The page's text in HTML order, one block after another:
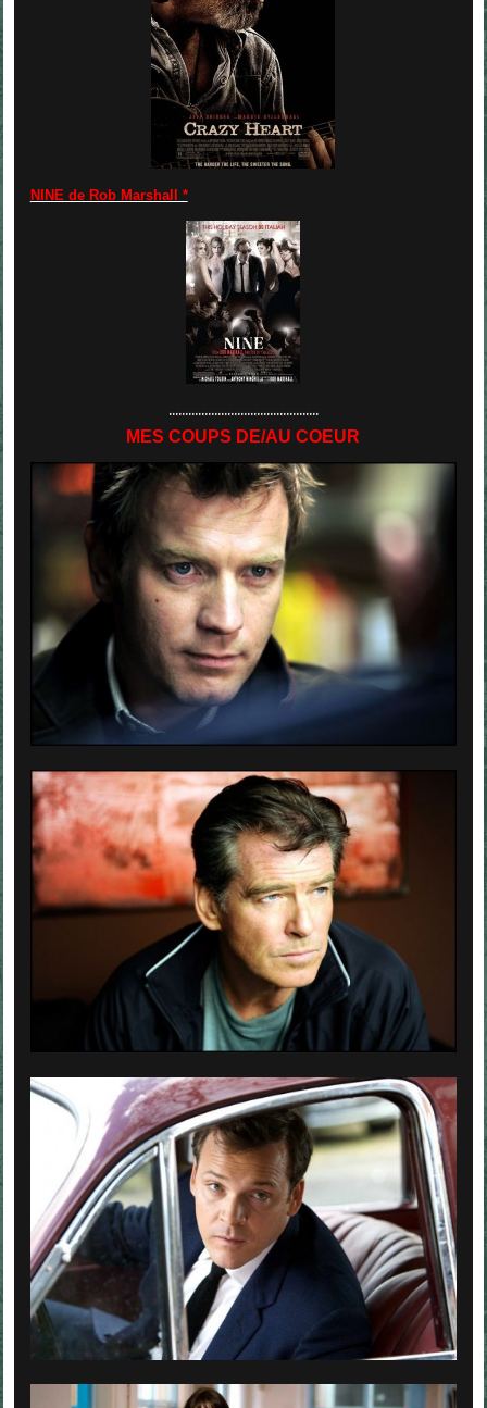
NINE de Rob Marshall *
..............................................
MES COUPS DE/AU COEUR